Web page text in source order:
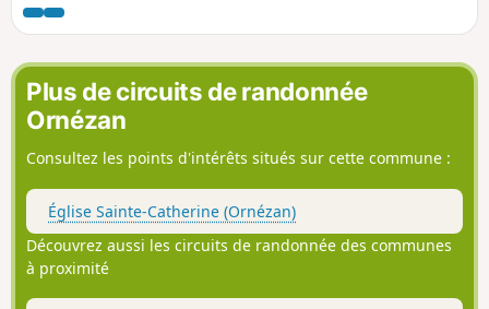
vues sur les Pyrénées.
Plus de circuits de randonnée
Ornézan
Consultez les points d'intérêts situés sur cette commune :
Église Sainte-Catherine (Ornézan)
Découvrez aussi les circuits de randonnée des communes
à proximité